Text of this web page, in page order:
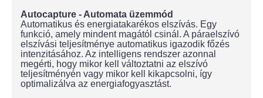
Autocapture - Automata üzemmód
Automatikus és energiatakarékos elszívás. Egy
funkció, amely mindent magától csinál. A páraelszívó
elszívási teljesítménye automatikus igazodik főzés
intenzitásához. Az intelligens rendszer azonnal
megérti, hogy mikor kell változtatni az elszívó
teljesítményén vagy mikor kell kikapcsolni, így
optimalizálva az energiafogyasztást.